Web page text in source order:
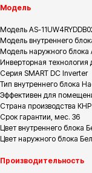
Модель
Модель AS-
Модель внутреннего
Модель наружного блока
Инверторная технология
Серия SMART DC Inverter
Тип внутреннего блока
Эффективен для
Страна производства КНР
Срок гарантии, мес. 36
Цвет внутреннего блока
Цвет наружного блока
Производительность